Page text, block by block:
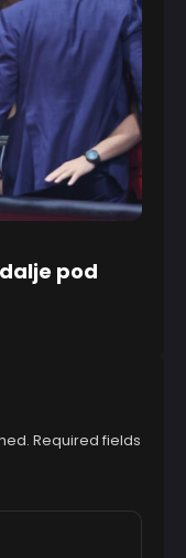
pod
Required fields